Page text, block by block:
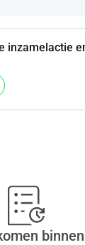
inzamelactie